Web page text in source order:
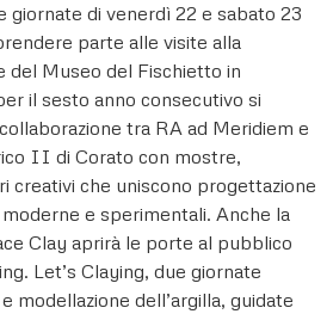
giornate di venerdì 22 e sabato 23
parte alle visite alla
del Museo del Fischietto in
il sesto anno consecutivo si
tra RA ad Meridiem e
II di Corato con mostre,
creativi che uniscono progettazione
e sperimentali. Anche la
Clay aprirà le porte al pubblico
Let’s Claying, due giornate
modellazione dell’argilla, guidate